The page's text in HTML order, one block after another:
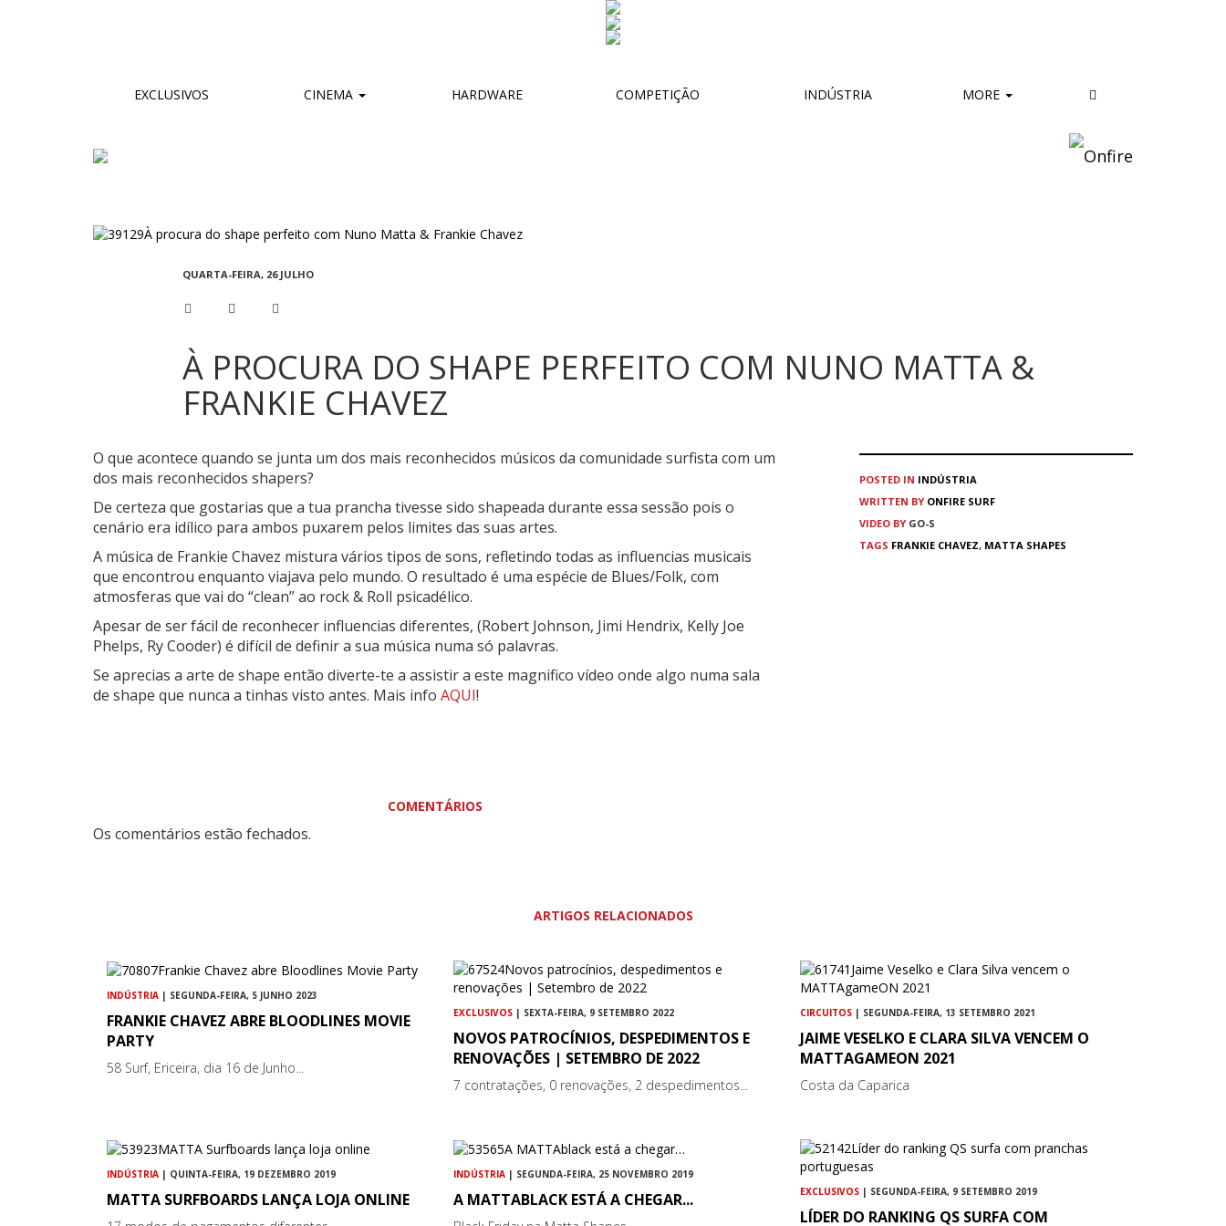
EXCLUSIVOS CINEMA HARDWARE COMPETIÇÃO INDÚSTRIA MORE
QUARTA-FEIRA, 26 JULHO
À PROCURA DO SHAPE PERFEITO COM NUNO MATTA &
FRANKIE CHAVEZ
O que acontece quando se junta um dos mais reconhecidos músicos da comunidade surfista com um
dos mais reconhecidos shapers?
De certeza que gostarias que a tua prancha tivesse sido shapeada durante essa sessão pois o
cenário era idílico para ambos puxarem pelos limites das suas artes.
A música de Frankie Chavez mistura vários tipos de sons, refletindo todas as influencias musicais
que encontrou enquanto viajava pelo mundo. O resultado é uma espécie de Blues/Folk, com
atmosferas que vai do “clean” ao rock & Roll psicadélico.
Apesar de ser fácil de reconhecer influencias diferentes, (Robert Johnson, Jimi Hendrix, Kelly Joe
Phelps, Ry Cooder) é difícil de definir a sua música numa só palavras.
Se aprecias a arte de shape então diverte-te a assistir a este magnifico vídeo onde algo numa sala
de shape que nunca a tinhas visto antes. Mais info AQUI!
COMENTÁRIOS
Os comentários estão fechados.
POSTED IN INDÚSTRIA
WRITTEN BY ONFIRE SURF
VIDEO BY GO-S
TAGS FRANKIE CHAVEZ, MATTA SHAPES
ARTIGOS RELACIONADOS
INDÚSTRIA | SEGUNDA-FEIRA, 5 JUNHO 2023
FRANKIE CHAVEZ ABRE BLOODLINES MOVIE
PARTY
58 Surf, Ericeira, dia 16 de Junho...
EXCLUSIVOS | SEXTA-FEIRA, 9 SETEMBRO 2022
NOVOS PATROCÍNIOS, DESPEDIMENTOS E
RENOVAÇÕES | SETEMBRO DE 2022
7 contratações, 0 renovações, 2 despedimentos...
CIRCUITOS | SEGUNDA-FEIRA, 13 SETEMBRO 2021
JAIME VESELKO E CLARA SILVA VENCEM O
MATTAGAMEON 2021
Costa da Caparica
INDÚSTRIA | QUINTA-FEIRA, 19 DEZEMBRO 2019
MATTA SURFBOARDS LANÇA LOJA ONLINE
INDÚSTRIA | SEGUNDA-FEIRA, 25 NOVEMBRO 2019
A MATTABLACK ESTÁ A CHEGAR... EXCLUSIVOS | SEGUNDA-FEIRA, 9 SETEMBRO 2019
LÍDER DO RANKING QS SURFA COM